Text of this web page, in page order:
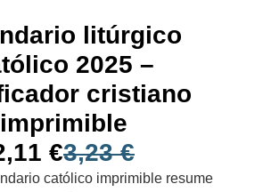
litúrgico
2025 –
cristiano
imprimible
3,23€
€
católico imprimible resume